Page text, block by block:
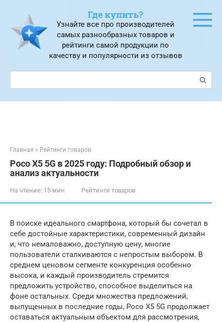
контенту
Где купить?
Узнайте все про производителей
самых разнообразных товаров и
рейтинги самой продукции по
качеству и популярности из отзывов
Поиск:
Главная » Рейтинги товаров
Poco X5 5G в 2025 году: Подробный обзор и
анализ актуальности
На чтение: 15 мин Рейтинги товаров
В поиске идеального смартфона, который бы сочетал в
себе достойные характеристики, современный дизайн
и, что немаловажно, доступную цену, многие
пользователи сталкиваются с непростым выбором. В
среднем ценовом сегменте конкуренция особенно
высока, и каждый производитель стремится
предложить устройство, способное выделиться на
фоне остальных. Среди множества предложений,
выпущенных в последние годы, Poco X5 5G продолжает
оставаться актуальным объектом для рассмотрения,